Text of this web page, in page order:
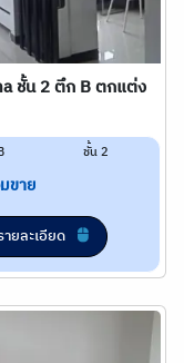
ชั้น 2 ตึก B ตกแต่ง
ชั้น 2
ขาย
ายละเอียด